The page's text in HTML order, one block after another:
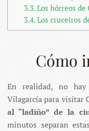
3.3.Los hórreos de
3.4.Los cruceiros
Cómo
En realidad, no
Vilagarcía para visitar
al “ladiño” de la
minutos separan